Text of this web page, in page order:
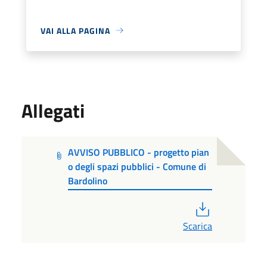
VAI ALLA PAGINA
Allegati
AVVISO PUBBLICO - progetto pian
o degli spazi pubblici - Comune di
Bardolino
Scarica